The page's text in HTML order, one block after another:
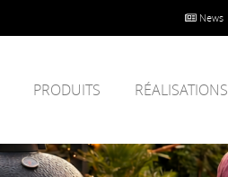
News
PRODUITS RÉALISATIONS